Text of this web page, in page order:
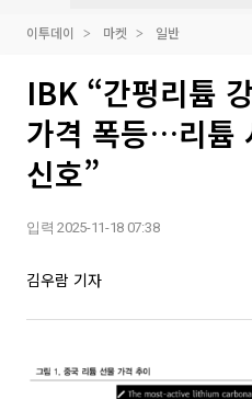
이투데이 마켓 일반
IBK “간펑리튬
가격 폭등…리튬
신호”
입력 2025-11-18 07:38
김우람 기자